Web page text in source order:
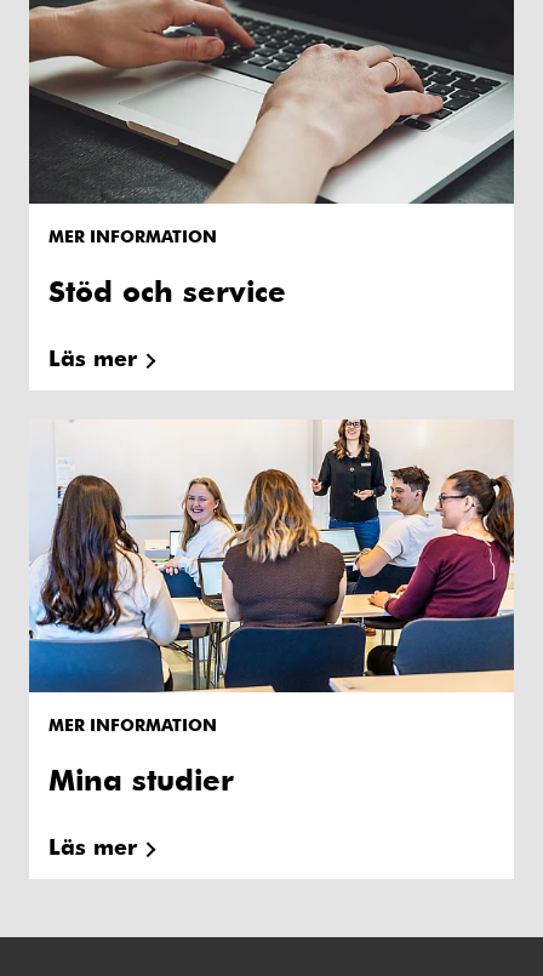
MER INFORMATION
Stöd och service
Läs mer
MER INFORMATION
Mina studier
Läs mer